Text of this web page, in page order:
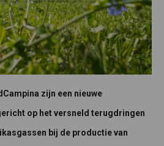
zijn een nieuwe
op het versneld terugdringen
bij de productie van